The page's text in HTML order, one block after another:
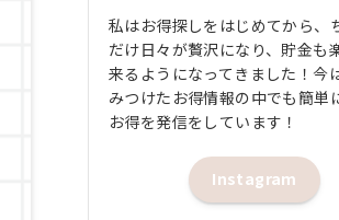
私はお得探しをはじめてから、
だけ日々が贅沢になり、貯金も
来るようになってきました！今
みつけたお得情報の中でも簡単
お得を発信をしています！
Instagram